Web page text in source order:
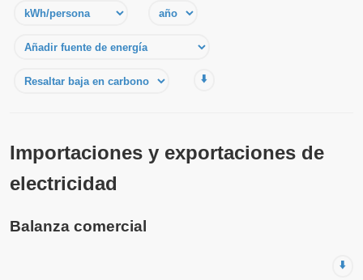
⬇️
Importaciones y exportaciones de
electricidad
Balanza comercial
⬇️